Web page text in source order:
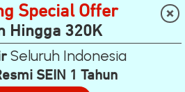
Special Offer
Hingga 320K
Seluruh Indonesia
SEIN 1 Tahun